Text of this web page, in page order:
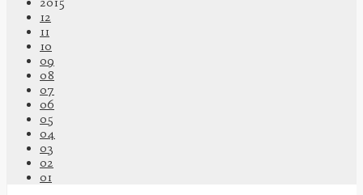
12
11
10
09
08
07
06
05
04
03
02
01